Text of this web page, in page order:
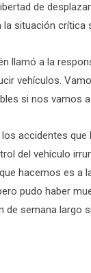
de
situación crítica
llamó a la
vehículos.
si nos vamos
accidentes que
del vehículo
hacemos es a
pudo haber
semana largo